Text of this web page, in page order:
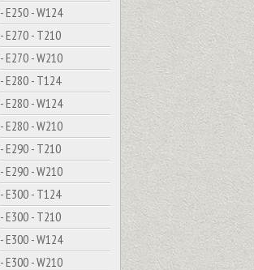
- E250 - W124
- E270 - T210
- E270 - W210
- E280 - T124
- E280 - W124
- E280 - W210
- E290 - T210
- E290 - W210
- E300 - T124
- E300 - T210
- E300 - W124
- E300 - W210